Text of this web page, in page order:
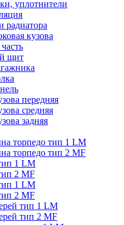
уплотнители
радиатора
кузова
щит
передняя
средняя
задняя
торпедо тип 1 LM
торпедо тип 2 MF
1 LM
2 MF
1 LM
2 MF
тип 1 LM
тип 2 MF